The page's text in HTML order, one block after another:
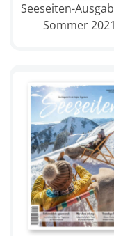
Seeseiten-
Sommer 2021